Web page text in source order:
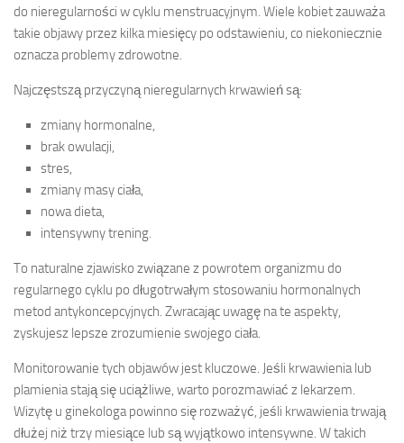
do nieregularności w cyklu menstruacyjnym. Wiele kobiet zauważa
takie objawy przez kilka miesięcy po odstawieniu, co niekoniecznie
oznacza problemy zdrowotne.
Najczęstszą przyczyną nieregularnych krwawień są:
zmiany hormonalne,
brak owulacji,
stres,
zmiany masy ciała,
nowa dieta,
intensywny trening.
To naturalne zjawisko związane z powrotem organizmu do
regularnego cyklu po długotrwałym stosowaniu hormonalnych
metod antykoncepcyjnych. Zwracając uwagę na te aspekty,
zyskujesz lepsze zrozumienie swojego ciała.
Monitorowanie tych objawów jest kluczowe. Jeśli krwawienia lub
plamienia stają się uciążliwe, warto porozmawiać z lekarzem.
Wizytę u ginekologa powinno się rozważyć, jeśli krwawienia trwają
dłużej niż trzy miesiące lub są wyjątkowo intensywne. W takich